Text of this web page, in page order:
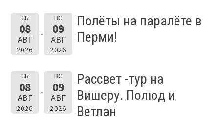
СБ
08
АВГ
2026
ВС
09
АВГ
2026
Полёты на паралёте в
Перми!
СБ
08
АВГ
2026
ВС
09
АВГ
2026
Рассвет -тур на
Вишеру. Полюд и
Ветлан